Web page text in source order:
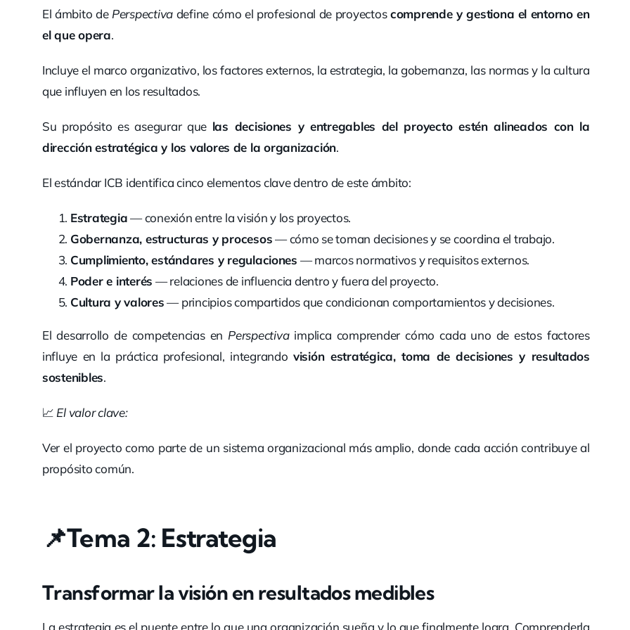
El ámbito de Perspectiva define cómo el profesional de proyectoscomprende y gestiona el entorno en
el que opera.
Incluye el marco organizativo, los factores externos, la estrategia, la gobernanza, las normas y la cultura
que influyen en los resultados.
Su propósito es asegurar que las decisiones y entregables del proyecto estén alineados con la
dirección estratégica y los valores de la organización.
El estándar ICB identifica cinco elementos clave dentro de este ámbito:
Estrategia— conexión entre la visión y los proyectos.
Gobernanza, estructuras y procesos— cómo se toman decisiones y se coordina el trabajo.
Cumplimiento, estándares y regulaciones — marcos normativos y requisitos externos.
Poder e interés — relaciones de influencia dentro y fuera del proyecto.
Cultura y valores— principios compartidos que condicionan comportamientos y decisiones.
El desarrollo de competencias en Perspectivaimplica comprender cómo cada uno de estos factores
influye en la práctica profesional, integrando visión estratégica, toma de decisiones y resultados
sostenibles.
📈 El valor clave:
Ver el proyecto como parte de un sistema organizacional más amplio, donde cada acción contribuye al
propósito común.
📌Tema 2: Estrategia
Transformar la visión en resultados medibles
La estrategia es el puente entre lo que una organización sueña y lo que finalmente logra. Comprenderla